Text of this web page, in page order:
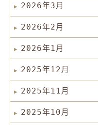
2026年3月
2026年2月
2026年1月
2025年12月
2025年11月
2025年10月